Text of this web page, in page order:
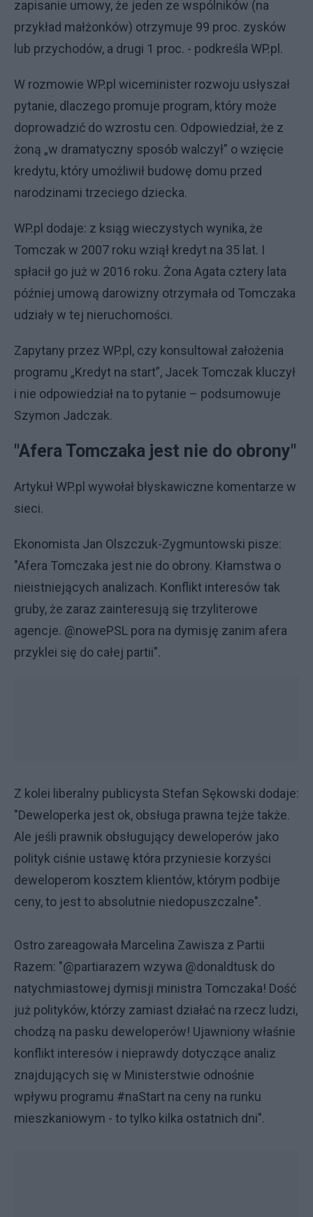
zapisanie umowy, że jeden ze wspólników (na
przykład małżonków) otrzymuje 99 proc. zysków
lub przychodów, a drugi 1 proc. - podkreśla WP.pl.
W rozmowie WP.pl wiceminister rozwoju usłyszał
pytanie, dlaczego promuje program, który może
doprowadzić do wzrostu cen. Odpowiedział, że z
żoną „w dramatyczny sposób walczył” o wzięcie
kredytu, który umożliwił budowę domu przed
narodzinami trzeciego dziecka.
WP.pl dodaje: z ksiąg wieczystych wynika, że
Tomczak w 2007 roku wziął kredyt na 35 lat. I
spłacił go już w 2016 roku. Żona Agata cztery lata
później umową darowizny otrzymała od Tomczaka
udziały w tej nieruchomości.
Zapytany przez WP.pl, czy konsultował założenia
programu „Kredyt na start”, Jacek Tomczak kluczył
i nie odpowiedział na to pytanie – podsumowuje
Szymon Jadczak.
"Afera Tomczaka jest nie do obrony"
Artykuł WP.pl wywołał błyskawiczne komentarze w
sieci.
Ekonomista Jan Olszczuk-Zygmuntowski pisze:
"Afera Tomczaka jest nie do obrony. Kłamstwa o
nieistniejących analizach. Konflikt interesów tak
gruby, że zaraz zainteresują się trzyliterowe
agencje. @nowePSL pora na dymisję zanim afera
przyklei się do całej partii".
Z kolei liberalny publicysta Stefan Sękowski dodaje:
"Deweloperka jest ok, obsługa prawna tejże także.
Ale jeśli prawnik obsługujący deweloperów jako
polityk ciśnie ustawę która przyniesie korzyści
deweloperom kosztem klientów, którym podbije
ceny, to jest to absolutnie niedopuszczalne".
Ostro zareagowała Marcelina Zawisza z Partii
Razem: "@partiarazem wzywa @donaldtusk do
natychmiastowej dymisji ministra Tomczaka! Dość
już polityków, którzy zamiast działać na rzecz ludzi,
chodzą na pasku deweloperów! Ujawniony właśnie
konflikt interesów i nieprawdy dotyczące analiz
znajdujących się w Ministerstwie odnośnie
wpływu programu #naStart na ceny na runku
mieszkaniowym - to tylko kilka ostatnich dni".